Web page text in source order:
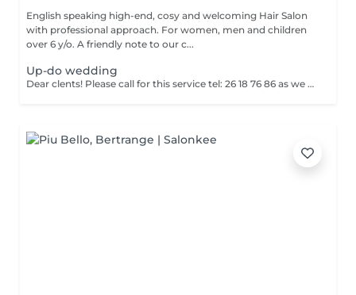
English speaking high-end, cosy and welcoming Hair Salon
with professional approach. For women, men and children
over 6 y/o. A friendly note to our c...
Up-do wedding
Dear clents! Please call for this service tel: 26 18 76 86 as we need to book a trial styling before the big day. Wash-blowout- pins-curls/straightincluded A test run is a must, at least a week before! (Included)